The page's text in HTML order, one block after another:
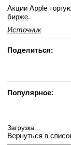
Акции Apple
бирже.
Источник
Поделиться:
Популярное:
Загрузка...
Вернуться в